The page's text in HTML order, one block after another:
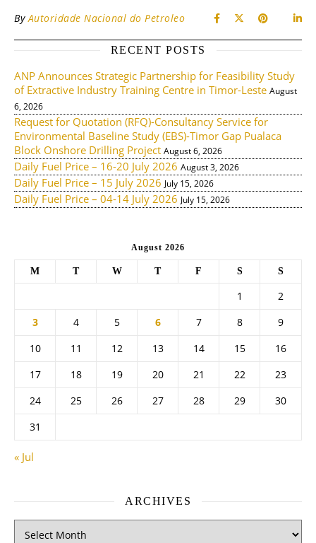
ByAutoridade Nacional do Petroleo
RECENT POSTS
ANP Announces Strategic Partnership for Feasibility Study
of Extractive Industry Training Centre in Timor-Leste August
6, 2026
Request for Quotation (RFQ)-Consultancy Service for
Environmental Baseline Study (EBS)-Timor Gap Pualaca
Block Onshore Drilling Project August 6, 2026
Daily Fuel Price – 16-20 July 2026 August 3, 2026
Daily Fuel Price – 15 July 2026 July 15, 2026
Daily Fuel Price – 04-14 July 2026 July 15, 2026
August 2026
M T W T F S S
1
2
3
4 5 6 7 8
9
10
11 12 13 14 15
16
17
18 19 20 21 22
23
24
25 26 27 28 29
30
31
« Jul
ARCHIVES